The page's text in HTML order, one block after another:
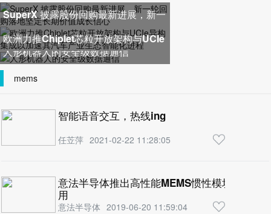
SuperX 披露股份回购最新进展，新一
轮回购落地坚定长期价值成长
欧洲力推Chiplet芯粒开放架构与UCIe
异构集成以加速其汽车产业生
人形机器人的安全级数据通信
mems
智能语音交互，热线ing
任苙萍 2021-02-22 11:28:05
意法半导体推出高性能MEMS惯性模块，瞄准
用
意法半导体 2019-06-20 11:59:04